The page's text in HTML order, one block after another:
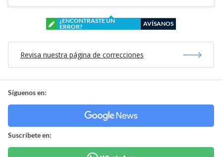
¿ENCONTRASTE UN
ERROR?
AVÍSANOS
Revisa nuestra página de correcciones
Síguenos en:
Suscríbete en: